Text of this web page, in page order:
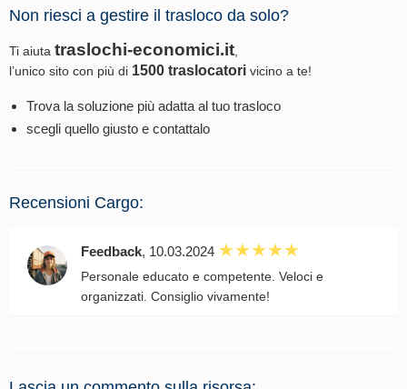
Non riesci a gestire il trasloco da solo?
Ti aiuta traslochi-economici.it
l’unico sito con più di 1500 traslocatori vicino a te!
Trova la soluzione più adatta al tuo trasloco
scegli quello giusto e contattalo
Recensioni Cargo:
Feedback, 10.03.2024
Personale educato e competente. Veloci e
organizzati. Consiglio vivamente!